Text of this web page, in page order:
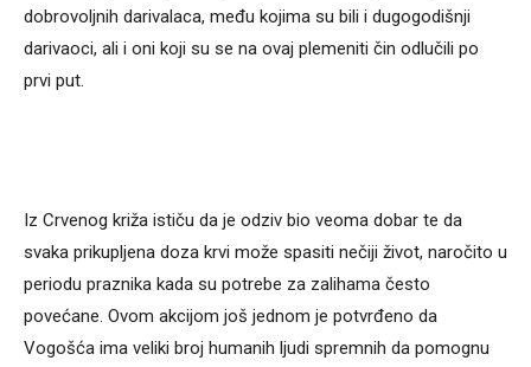
dobrovoljnih darivalaca, među kojima su bili i dugogodišnji
darivaoci, ali i oni koji su se na ovaj plemeniti čin odlučili po
prvi put.
Iz Crvenog križa ističu da je odziv bio veoma dobar te da
svaka prikupljena doza krvi može spasiti nečiji život, naročito u
periodu praznika kada su potrebe za zalihama često
povećane. Ovom akcijom još jednom je potvrđeno da
Vogošća ima veliki broj humanih ljudi spremnih da pomognu